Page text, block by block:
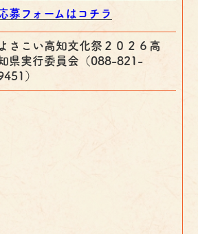
募フォームはコチラ
よさこい高知文化祭２０２６高
県実行委員会（088-821-
）